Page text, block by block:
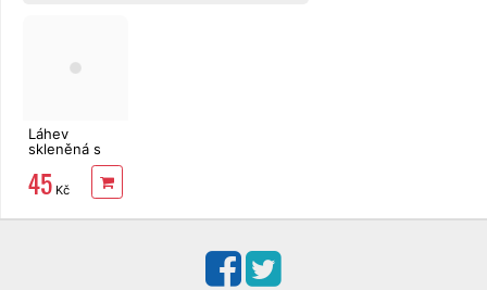
Láhev
skleněná s
patentním
uzávěrem
VESNIČKA
45 Kč